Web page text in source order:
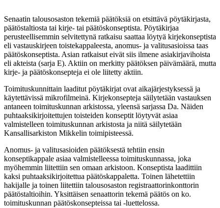
Senaatin talousosaston tekemiä päätöksiä on etsittävä pöytäkirjasta,
päätöstaltiosta tai kirje- tai päätöskonseptista. Pöytäkirjaa
perusteellisemmin selvitettynä ratkaisu saattaa löytyä kirjekonseptista
eli vastauskirjeen toistekappaleesta, anomus- ja valitusasioissa taas
päätöskonseptista. Asian ratkaisut eivät siis ilmene asiakirjavihoista
eli akteista (sarja E). Aktiin on merkitty päätöksen päivämäärä, mutta
kirje- ja päätöskonsepteja ei ole liitetty aktiin.
Toimituskunnittain laaditut pöytäkirjat ovat aikajärjestyksessä ja
käytettävissä mikrofilmeinä. Kirjekonsepteja säilytetään vastauksen
antaneen toimituskunnan arkistossa, yleensä sarjassa Da. Näiden
puhtaaksikirjoitettujen toisteiden konseptit löytyvät asiaa
valmistelleen toimituskunnan arkistosta ja niitä säilytetään
Kansallisarkiston Mikkelin toimipisteessä.
Anomus- ja valitusasioiden päätöksestä tehtiin ensin
konseptikappale asiaa valmistelleessa toimituskunnassa, joka
myöhemmin liitettiin sen omaan arkistoon. Konseptista laadittiin
kaksi puhtaaksikirjoitettua päätöskappaletta. Toinen lähetettiin
hakijalle ja toinen liitettiin talousosaston registraattorinkonttorin
päätöstaltioihin. Yksittäisen senaattorin tekemä päätös on ko.
toimituskunnan päätöskonsepteissa tai -luettelossa.